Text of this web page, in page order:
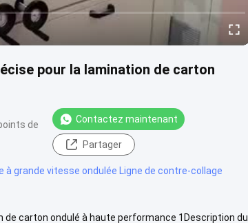
pour la lamination de carton
de
Contactez maintenant
Partager
à grande vitesse ondulée Ligne de contre-collage
carton ondulé à haute performance 1Description du